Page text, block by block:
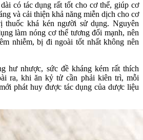
có tác dụng rất tốt cho cơ thể, giúp cơ
và cải thiện khả năng miễn dịch cho cơ
thuốc khá kén người sử dụng. Nguyên
làm nóng cơ thể tương đối mạnh, nên
nhiễm, bị đi ngoài tốt nhất không nên
hư nhược, sức đề kháng kém rất thích
ra, khi ăn kỷ tử cần phải kiên trì, mỗi
phát huy được tác dụng của dược liệu